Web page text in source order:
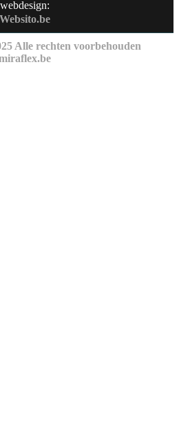
webdesign:
Websito.be
Alle rechten voorbehouden